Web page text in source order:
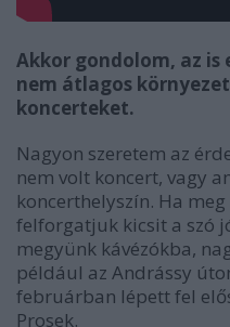
Akkor gondolom, az is
nem átlagos
koncerteket.
Nagyon szeretem az
nem volt koncert, vagy
koncerthelyszín. Ha
felforgatjuk kicsit a szó
megyünk kávézókba,
például az Andrássy
februárban lépett fel
Prosek.